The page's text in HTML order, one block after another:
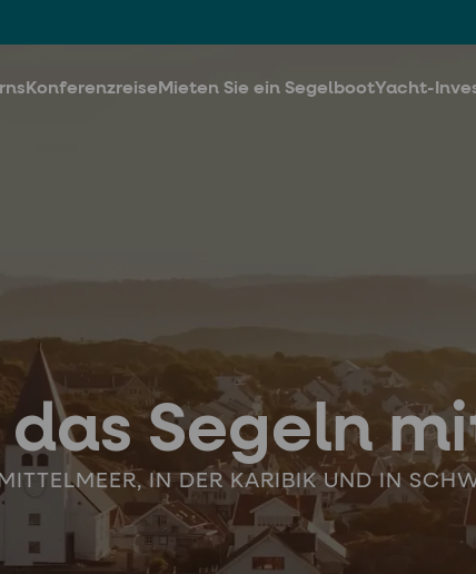
Konferenzreise Mieten Sie ein SegelbootYacht-
Segeln
IN DER KARIBIK UND IN